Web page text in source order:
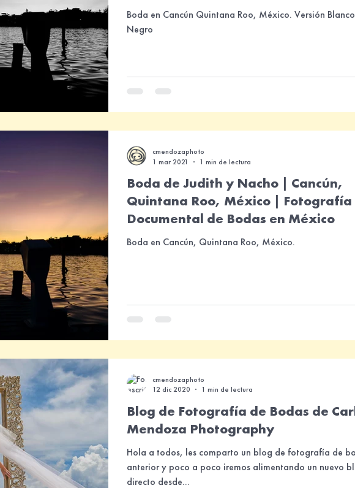
Boda en Cancún Quintana Roo, México. Versión
Negro
Boda de Judith y Nacho | Cancún,
Quintana Roo, México | Fotografía
Documental de Bodas en México
Boda en Cancún, Quintana Roo, México.
cmendozaphoto
1 mar 2021
1 min de lectura
Blog de Fotografía de Bodas de
Mendoza Photography
Hola a todos, les comparto un blog de fotografía de
anterior y poco a poco iremos alimentando un nuevo
directo desde...
cmendozaphoto
12 dic 2020
1 min de lectura